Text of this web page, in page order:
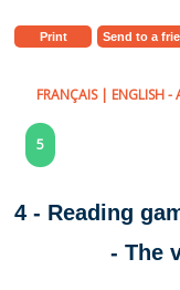
Print Send to a
FRANÇAIS| ENGLISH-
5
4 - Reading
- The